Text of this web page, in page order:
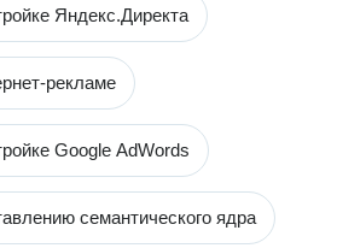
Яндекс.Директа
рекламе
Google AdWords
семантического ядра